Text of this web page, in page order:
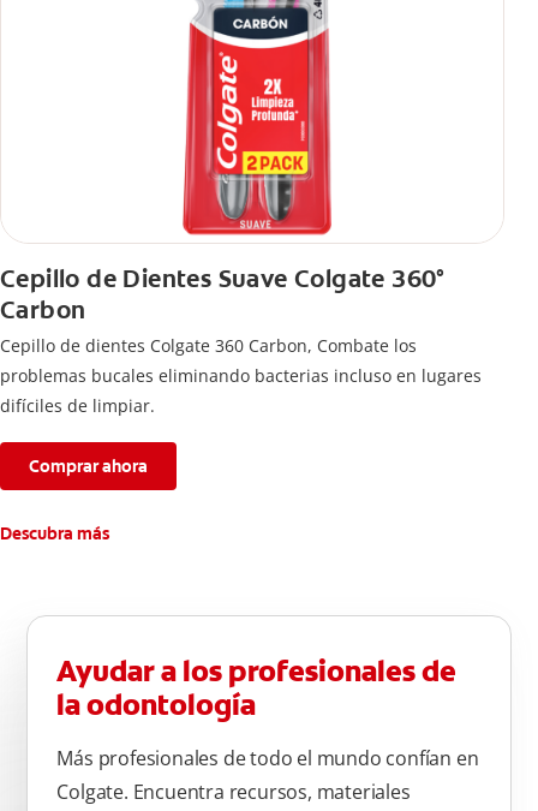
Cepillo de Dientes Suave Colgate 360°
Carbon
Cepillo de dientes Colgate 360 ​​Carbon, Combate los
problemas bucales eliminando bacterias incluso en lugares
difíciles de limpiar.
Comprar ahora
Descubra más
Ayudar a los profesionales de
la odontología
Más profesionales de todo el mundo confían en
Colgate. Encuentra recursos, materiales